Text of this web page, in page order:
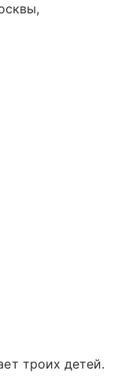
троих детей.